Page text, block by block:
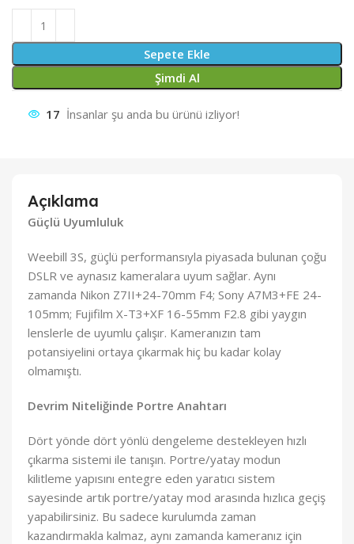
Sepete Ekle
Şimdi Al
17 İnsanlar şu anda bu ürünü izliyor!
Açıklama
Güçlü Uyumluluk
Weebill 3S, güçlü performansıyla piyasada bulunan çoğu
DSLR ve aynasız kameralara uyum sağlar. Aynı
zamanda Nikon Z7II+24-70mm F4; Sony A7M3+FE 24-
105mm; Fujifilm X-T3+XF 16-55mm F2.8 gibi yaygın
lenslerle de uyumlu çalışır. Kameranızın tam
potansiyelini ortaya çıkarmak hiç bu kadar kolay
olmamıştı.
Devrim Niteliğinde Portre Anahtarı
Dört yönde dört yönlü dengeleme destekleyen hızlı
çıkarma sistemi ile tanışın. Portre/yatay modun
kilitleme yapısını entegre eden yaratıcı sistem
sayesinde artık portre/yatay mod arasında hızlıca geçiş
yapabilirsiniz. Bu sadece kurulumda zaman
kazandırmakla kalmaz, aynı zamanda kameranız için